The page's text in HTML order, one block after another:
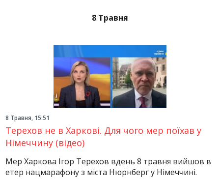
8 Травня
8 Травня, 15:51
Терехов не в Харкові. Для чого мер поїхав у
Німеччину (відео)
Мер Харкова Ігор Терехов вдень 8 травня вийшов в
етер нацмарафону з міста Нюрнберг у Німеччині.